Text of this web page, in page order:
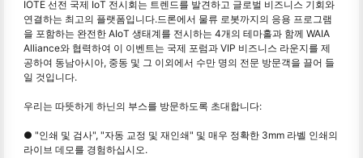
IOTE 선전 국제 IoT 전시회는 트렌드를 발견하고 글로벌 비즈니스 기회와
연결하는 최고의 플랫폼입니다.드론에서 물류 로봇까지의 응용 프로그램
을 포함하는 완전한 AIoT 생태계를 전시하는 4개의 테마홀과 함께 WAIA
Alliance와 협력하여 이 이벤트는 국제 포럼과 VIP 비즈니스 라운지를 제
공하여 동남아시아, 중동 및 그 이외에서 수만 명의 전문 방문객을 끌어 들
일 것입니다.
우리는 따뜻하게 하닌의 부스를 방문하도록 초대합니다:
● "인쇄 및 검사", "자동 교정 및 재인쇄" 및 매우 정확한 3mm 라벨 인쇄의
라이브 데모를 경험하십시오.